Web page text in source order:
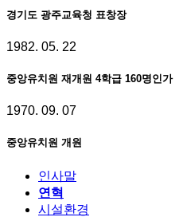
경기도 광주교육청 표창장
1982. 05. 22
중앙유치원 재개원 4학급 160명인가
1970. 09. 07
중앙유치원 개원
인사말
연혁
시설환경